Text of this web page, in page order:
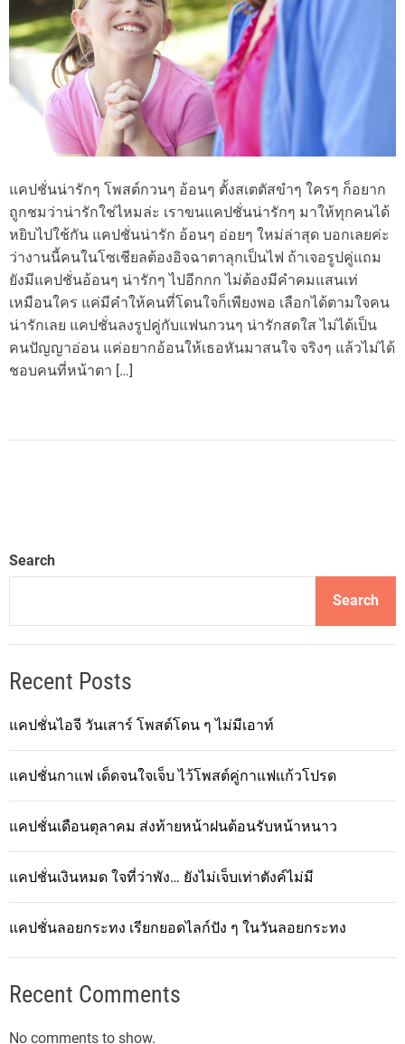
แคปชั่นน่ารักๆ โพสต์กวนๆ อ้อนๆ ตั้งสเตตัสขำๆ ใครๆ ก็อยาก
ถูกชมว่าน่ารักใช่ไหมล่ะ เราขนแคปชั่นน่ารักๆ มาให้ทุกคนได้
หยิบไปใช้กัน แคปชั่นน่ารัก อ้อนๆ อ่อยๆ ใหม่ล่าสุด บอกเลยค่ะ
ว่างานนี้คนในโซเชียลต้องอิจฉาตาลุกเป็นไฟ ถ้าเจอรูปคู่แถม
ยังมีแคปชั่นอ้อนๆ น่ารักๆ ไปอีกกก ไม่ต้องมีคำคมแสนเท่
เหมือนใคร แค่มีคำให้คนที่โดนใจก็เพียงพอ เลือกได้ตามใจคน
น่ารักเลย แคปชั่นลงรูปคู่กับแฟนกวนๆ น่ารักสดใส ไม่ได้เป็น
คนปัญญาอ่อน แค่อยากอ้อนให้เธอหันมาสนใจ จริงๆ แล้วไม่ได้
ชอบคนที่หน้าตา […]
Search
Search
Recent Posts
แคปชั่นไอจี วันเสาร์ โพสต์โดน ๆ ไม่มีเอาท์
แคปชั่นกาแฟ เด็ดจนใจเจ็บ ไว้โพสต์คู่กาแฟแก้วโปรด
แคปชั่นเดือนตุลาคม ส่งท้ายหน้าฝนต้อนรับหน้าหนาว
แคปชั่นเงินหมด ใจที่ว่าพัง… ยังไม่เจ็บเท่าตังค์ไม่มี
แคปชั่นลอยกระทง เรียกยอดไลก์ปัง ๆ ในวันลอยกระทง
Recent Comments
No comments to show.